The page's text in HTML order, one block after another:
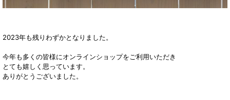
2023年も残りわずかとなりました。
今年も多くの皆様にオンラインショップをご利用いただき
とても嬉しく思っています。
ありがとうございました。